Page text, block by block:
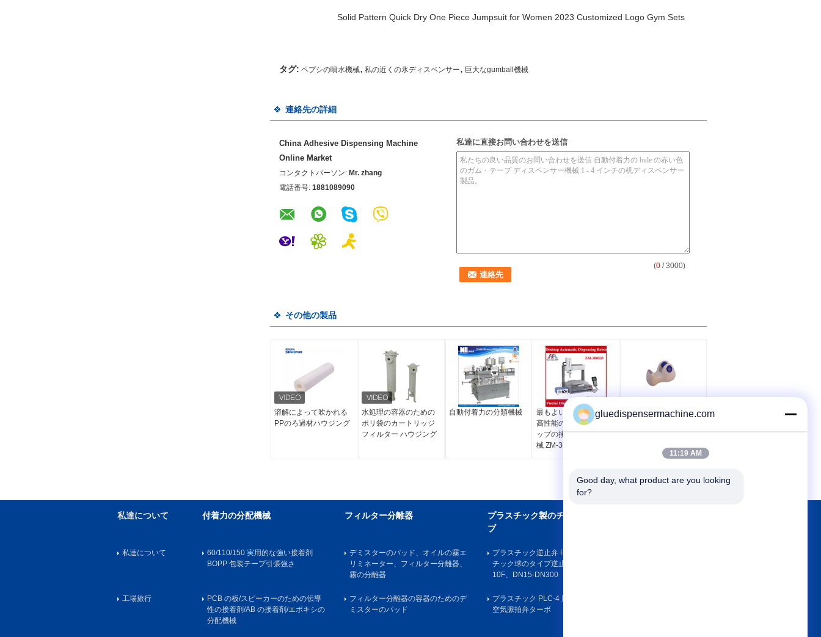
Solid Pattern Quick Dry One Piece Jumpsuit for Women 2023 Customized Logo Gym Sets
タグ: ペプシの噴水機械, 私の近くの氷ディスペンサー, 巨大なgumball機械
連絡先の詳細
China Adhesive Dispensing Machine
Online Market
コンタクトパーソン: Mr. zhang
電話番号: 1881089090
私達に直接お問い合わせを送信
(0 / 3000)
その他の製品
溶解によって吹かれる
PPのろ過材ハウジング
水処理の容器のための
ポリ袋のカートリッジ
フィルター ハウジング
自動付着力の分類機械
最もよい提供を用いる
高性能の自動デスクト
ップの接着剤の分配機
械 ZM-300ED
自動付着力の bule の赤
ィスペンサー機械 1 - 4
私達について
私達について
工場旅行
付着力の分配機械
60/110/150 実用的な強い接着剤
BOPP 包装テープ引張強さ
PCB の板/スピーカーのための伝導
性の接着剤/AB の接着剤/エポキシの
分配機械
フィルター分離器
デミスターのパッド、オイルの霧エ
リミネーター、フィルター分離器、
霧の分離器
フィルター分離器の容器のためのデ
ミスターのパッド
プラスチック製のチェック バル
ブ
プラスチック逆止弁 PVDF のプラス
チック球のタイプ逆止弁 H41F-
10F、DN15-DN300
プラスチック PLC-4 脈拍の電磁弁、
空気脈拍弁ターボ
gluedispensermachine.com
11:19 AM
Good day, what product are you looking
for?